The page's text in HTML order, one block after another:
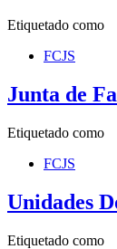
Etiquetado como
FCJS
Junta de
Etiquetado como
FCJS
Unidades
Etiquetado como